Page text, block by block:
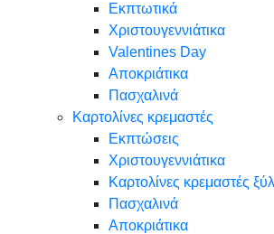
Εκπτωτικά
Χριστουγεννιάτικα
Valentines Day
Αποκριάτικα
Πασχαλινά
Καρτολίνες κρεμαστές
Εκπτώσεις
Χριστουγεννιάτικα
Καρτολίνες κρεμαστές
Πασχαλινά
Αποκριάτικα